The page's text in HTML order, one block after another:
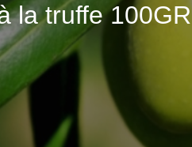
la truffe 100GR